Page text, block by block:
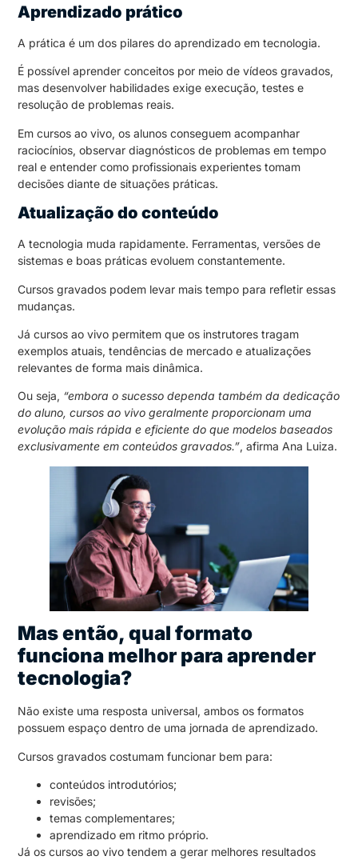
Aprendizado prático
A prática é um dos pilares do aprendizado em tecnologia.
É possível aprender conceitos por meio de vídeos gravados,
mas desenvolver habilidades exige execução, testes e
resolução de problemas reais.
Em cursos ao vivo, os alunos conseguem acompanhar
raciocínios, observar diagnósticos de problemas em tempo
real e entender como profissionais experientes tomam
decisões diante de situações práticas.
Atualização do conteúdo
A tecnologia muda rapidamente. Ferramentas, versões de
sistemas e boas práticas evoluem constantemente.
Cursos gravados podem levar mais tempo para refletir essas
mudanças.
Já cursos ao vivo permitem que os instrutores tragam
exemplos atuais, tendências de mercado e atualizações
relevantes de forma mais dinâmica.
Ou seja, “embora o sucesso dependa também da dedicação
do aluno, cursos ao vivo geralmente proporcionam uma
evolução mais rápida e eficiente do que modelos baseados
exclusivamente em conteúdos gravados.”, afirma Ana Luiza.
Mas então, qual formato
funciona melhor para aprender
tecnologia?
Não existe uma resposta universal, ambos os formatos
possuem espaço dentro de uma jornada de aprendizado.
Cursos gravados costumam funcionar bem para:
conteúdos introdutórios;
revisões;
temas complementares;
aprendizado em ritmo próprio.
Já os cursos ao vivo tendem a gerar melhores resultados